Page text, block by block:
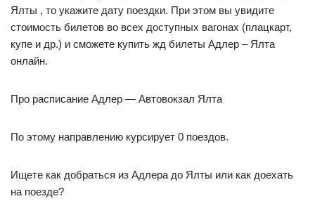
Ялты , то укажите дату поездки. При этом вы увидите
стоимость билетов во всех доступных вагонах (плацкарт,
купе и др.) и сможете купить жд билеты Адлер – Ялта
онлайн.
Про расписание Адлер — Автовокзал Ялта
По этому направлению курсирует 0 поездов.
Ищете как добраться из Адлера до Ялты или как доехать
на поезде?